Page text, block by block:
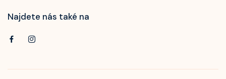
Najdete nás také na